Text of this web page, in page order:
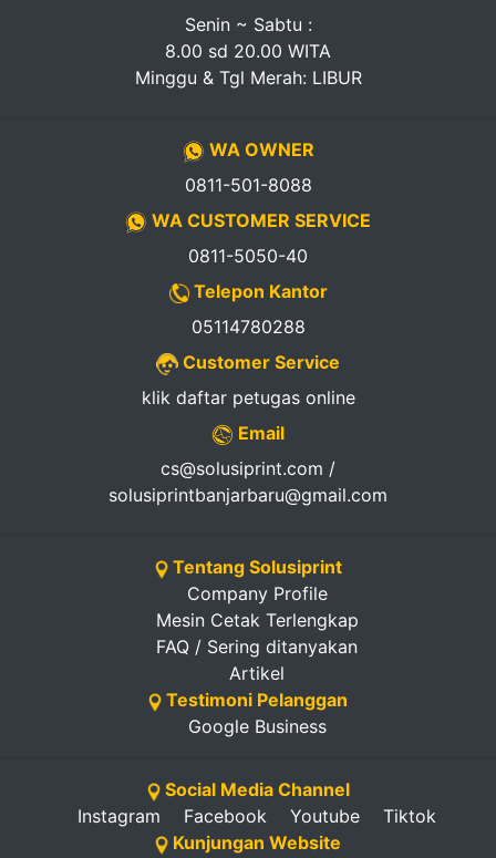
Senin ~ Sabtu :
8.00 sd 20.00 WITA
Minggu & Tgl Merah: LIBUR
WA OWNER
0811-501-8088
WA CUSTOMER SERVICE
0811-5050-40
Telepon Kantor
05114780288
Customer Service
klik daftar petugas online
Email
cs@solusiprint.com /
solusiprintbanjarbaru@gmail.com
Tentang Solusiprint
Company Profile
Mesin Cetak Terlengkap
FAQ / Sering ditanyakan
Artikel
Testimoni Pelanggan
Google Business
Social Media Channel
Instagram
Facebook Youtube
Tiktok
Kunjungan Website